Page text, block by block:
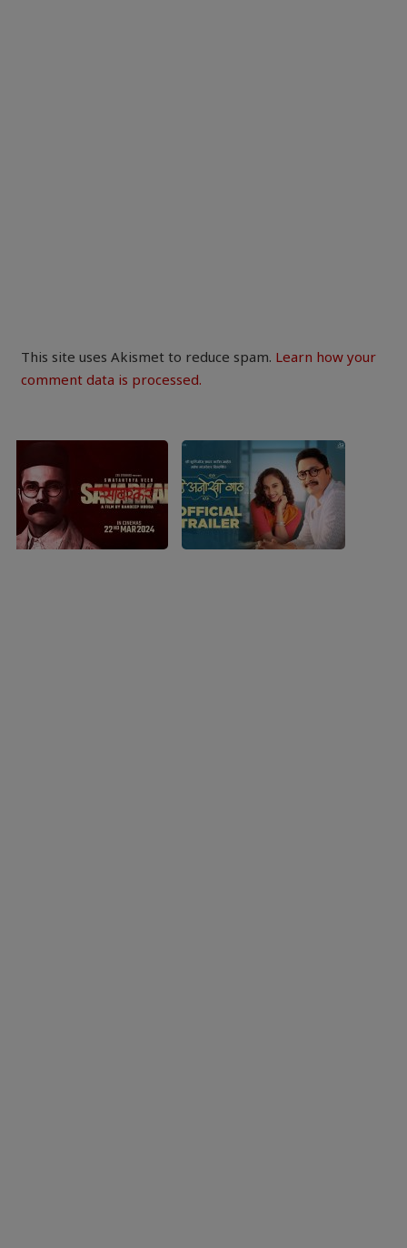
This site uses Akismet to reduce spam. Learn how your
comment data is processed.